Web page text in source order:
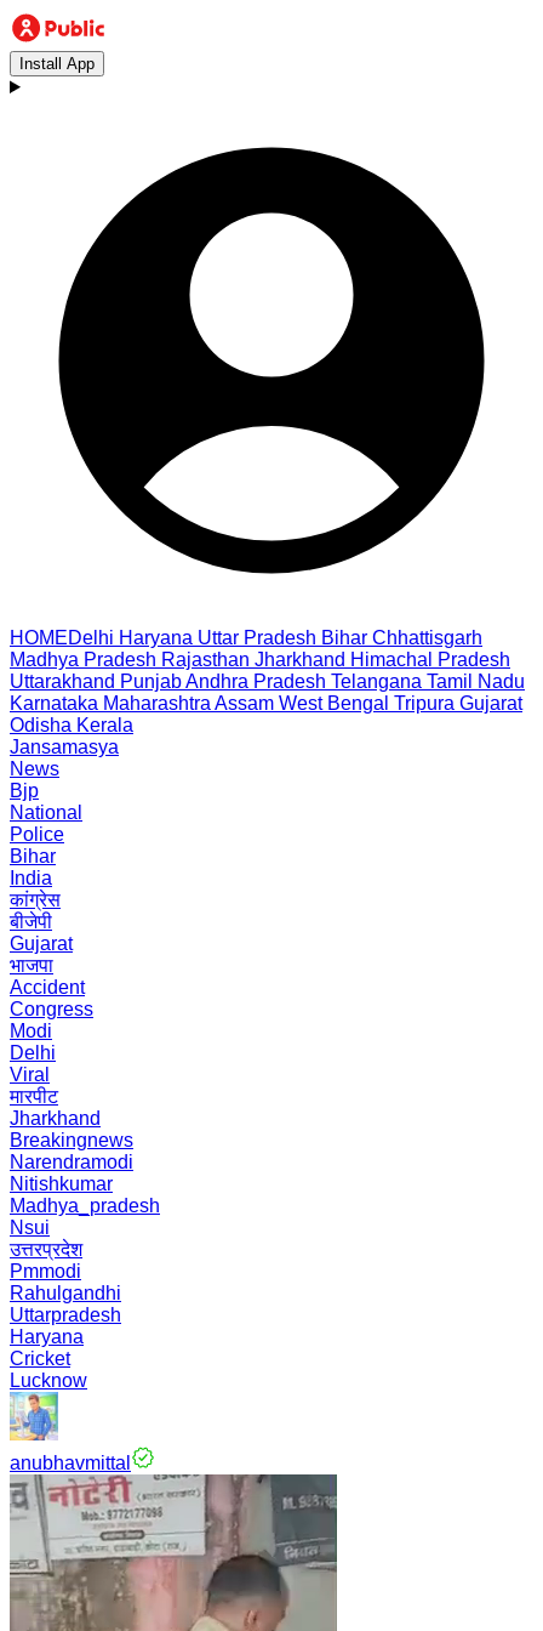
Install App
HOMEDelhi Haryana Uttar Pradesh Bihar Chhattisgarh
Madhya Pradesh Rajasthan Jharkhand Himachal Pradesh
Uttarakhand PunjabAndhra Pradesh Telangana Tamil Nadu
Karnataka Maharashtra Assam West Bengal Tripura Gujarat
Odisha Kerala
Jansamasya
News
Bjp
National
Police
Bihar
India
कांग्रेस
बीजेपी
Gujarat
भाजपा
Accident
Congress
Modi
Delhi
Viral
मारपीट
Jharkhand
Breakingnews
Narendramodi
Nitishkumar
Madhya_pradesh
Nsui
उत्तरप्रदेश
Pmmodi
Rahulgandhi
Uttarpradesh
Haryana
Cricket
Lucknow
anubhavmittal